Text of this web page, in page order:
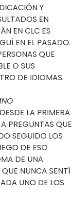
Y
EN
EN CLC ES
EN EL PASADO.
QUE
O SUS
DE IDIOMAS.
LA PRIMERA
PREGUNTAS QUE
SEGUIDO LOS
DE ESO
DE UNA
NUNCA SENTÍ
UNO DE LOS